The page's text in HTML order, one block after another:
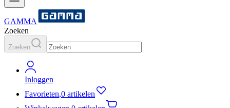
GAMMA
Zoeken
Zoeken
Inloggen
Favorieten,0 artikelen